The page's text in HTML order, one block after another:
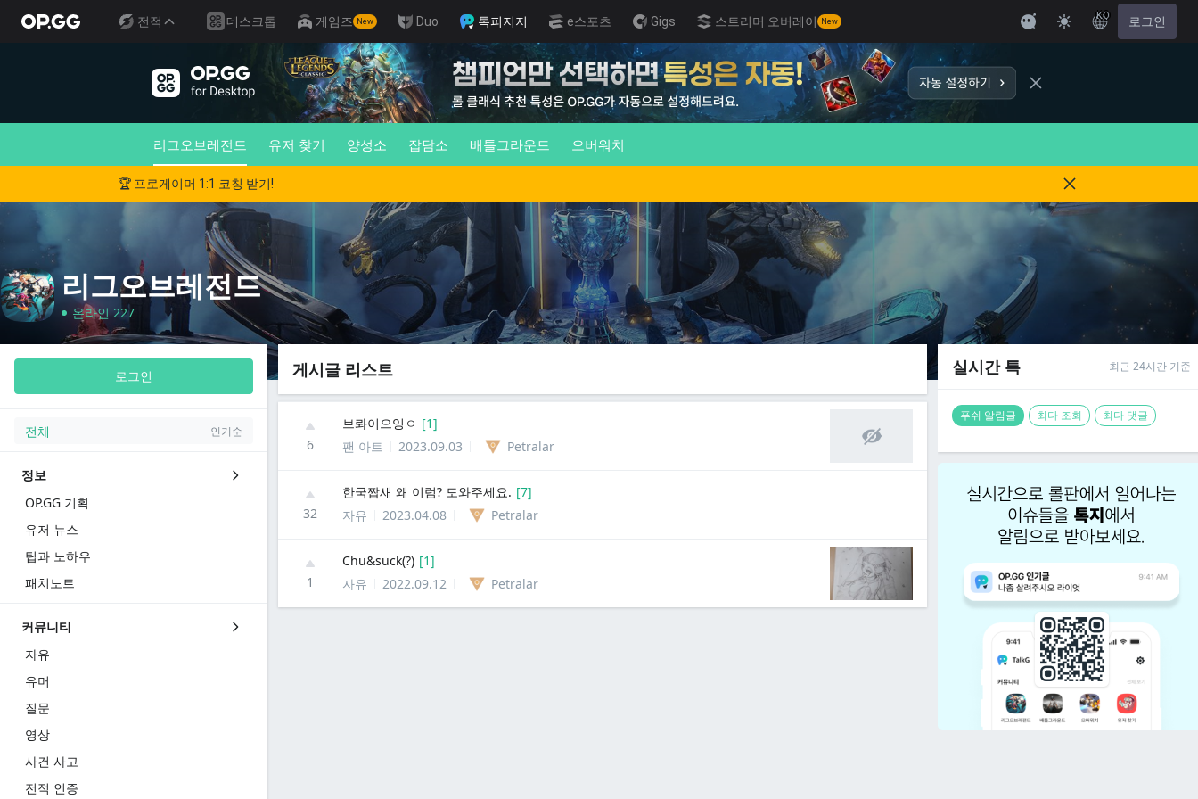
전적 데스크톱 게임즈 New Duo 톡피지지 e스포츠 Gigs 스트리머 오버레이 New
KO 로그인
리그오브레전드 유저 찾기 양성소 잡담소 배틀그라운드 오버워치
🏆 프로게이머 1:1 코칭 받기!
리그오브레전드
온라인 227
로그인
전체 인기순
정보
OP.GG 기획
유저 뉴스
팁과 노하우
패치노트
커뮤니티
자유
유머
질문
영상
사건 사고
전적 인증
게시글 리스트
6
브롸이으잉ㅇ [1]
팬 아트
2023.09.03 Petralar
32
한국짭새 왜 이럼? 도와주세요. [7]
자유
2023.04.08 Petralar
1
Chu&suck(?) [1]
자유
2022.09.12 Petralar
실시간 톡 최근 24시간 기준
푸쉬 알림글 최다 조회 최다 댓글